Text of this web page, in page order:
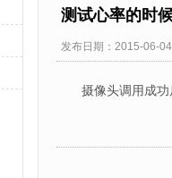
测试心率的时
发布日期：2015-06-
摄像头调用成功